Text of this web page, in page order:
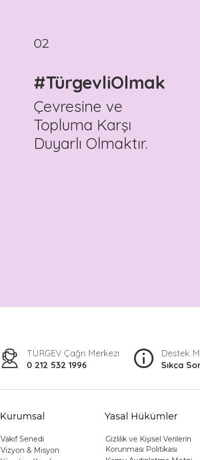
02
#TürgevliOlmak
Çevresine ve
Topluma Karşı
Duyarlı Olmaktır.
TÜRGEV Çağrı Merkezi
0 212 532 1996
Destek
Sıkça
Kurumsal
Vakıf Senedi
Vizyon & Misyon
Yasal Hükümler
Gizlilik ve Kişisel Verilerin
Korunması Politikası